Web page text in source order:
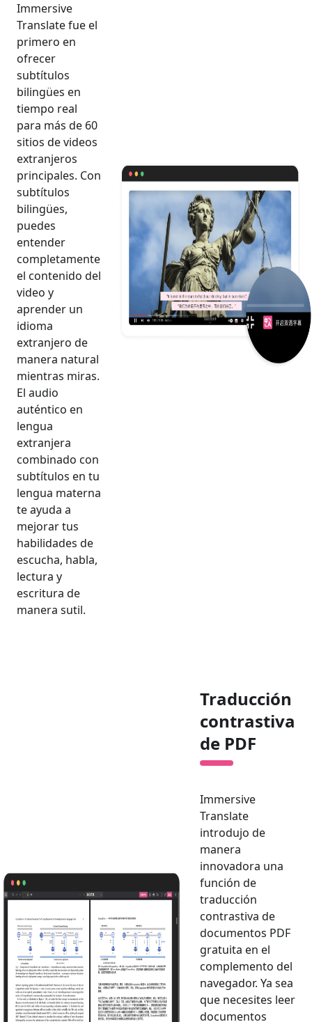
Immersive
Translate fue el
primero en
ofrecer
subtítulos
bilingües en
tiempo real
para más de 60
sitios de videos
extranjeros
principales. Con
subtítulos
bilingües,
puedes
entender
completamente
el contenido del
video y
aprender un
idioma
extranjero de
manera natural
mientras miras.
El audio
auténtico en
lengua
extranjera
combinado con
subtítulos en tu
lengua materna
te ayuda a
mejorar tus
habilidades de
escucha, habla,
lectura y
escritura de
manera sutil.
Traducción
contrastiva
de PDF
Immersive
Translate
introdujo de
manera
innovadora una
función de
traducción
contrastiva de
documentos PDF
gratuita en el
complemento del
navegador. Ya sea
que necesites leer
documentos